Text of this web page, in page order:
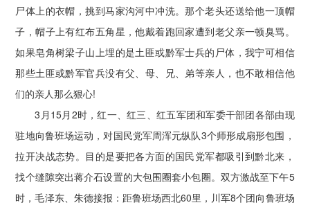
尸体上的衣帽，挑到马家沟河中冲洗。那个老头还送给他一顶帽
子，帽子上有红布五角星，他戴着跑回家遭到老父亲一顿臭骂。
如果皂角树梁子山上埋的是土匪或黔军士兵的尸体，我宁可相信
那些土匪或黔军官兵没有父、母、兄、弟等亲人，也不敢相信他
们的亲人那么狠心!
3月15月2时，红一、红三、红五军团和军委干部团各部由现
驻地向鲁班场运动，对国民党军周浑元纵队3个师形成扇形包围，
拉开决战态势。目的是要把各方面的国民党军都吸引到黔北来，
找个缝隙突出蒋介石设置的大包围圈套小包圈。双方激战至下午5
时，毛泽东、朱德接报：距鲁班场西北60里，川军8个团向鲁班场